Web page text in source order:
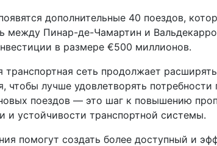
дополнительные 40 поездов,
между Пинар-де-Чамартин и
в размере €500 миллионов.
транспортная сеть продолжает
чтобы лучше удовлетворять потребности
поездов — это шаг к повышению
и устойчивости транспортной системы.
помогут создать более доступный и